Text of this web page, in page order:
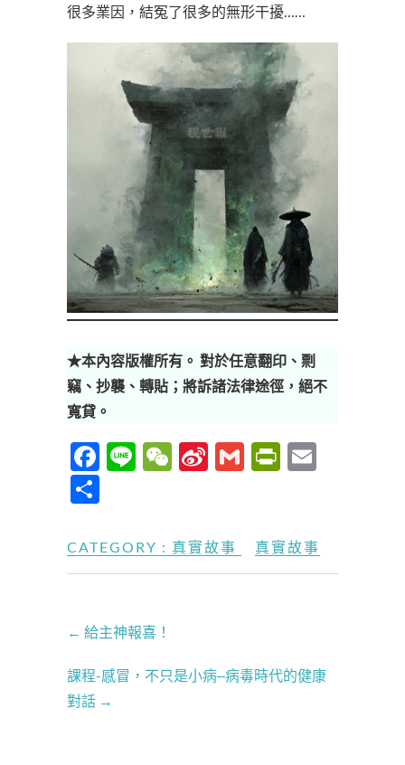
很多業因，結冤了很多的無形干擾……
★本內容版權所有。 對於任意翻印、剽
竊、抄襲、轉貼；將訴諸法律途徑，絕不
寬貸。
F
b
o
k
Li
W
h
at
Si
W
ei
G
P
Fr
ie
y
CATEGORY : 真實故事 真實故事
← 給主神報喜！
課程-感冒，不只是小病‒病毒時代的健康
對話 →